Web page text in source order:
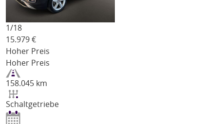
1/18
15.979 €
Hoher Preis
Hoher Preis
158.045 km
Schaltgetriebe